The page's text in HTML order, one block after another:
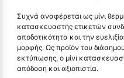
Συχνά αναφέρεται ως μίνι
κατασκευαστής ετικετών
αποδοτικότητα και την
μορφής. Ως προϊόν του
εκτύπωσης, ο μίνι
απόδοση και αξιοπιστία.